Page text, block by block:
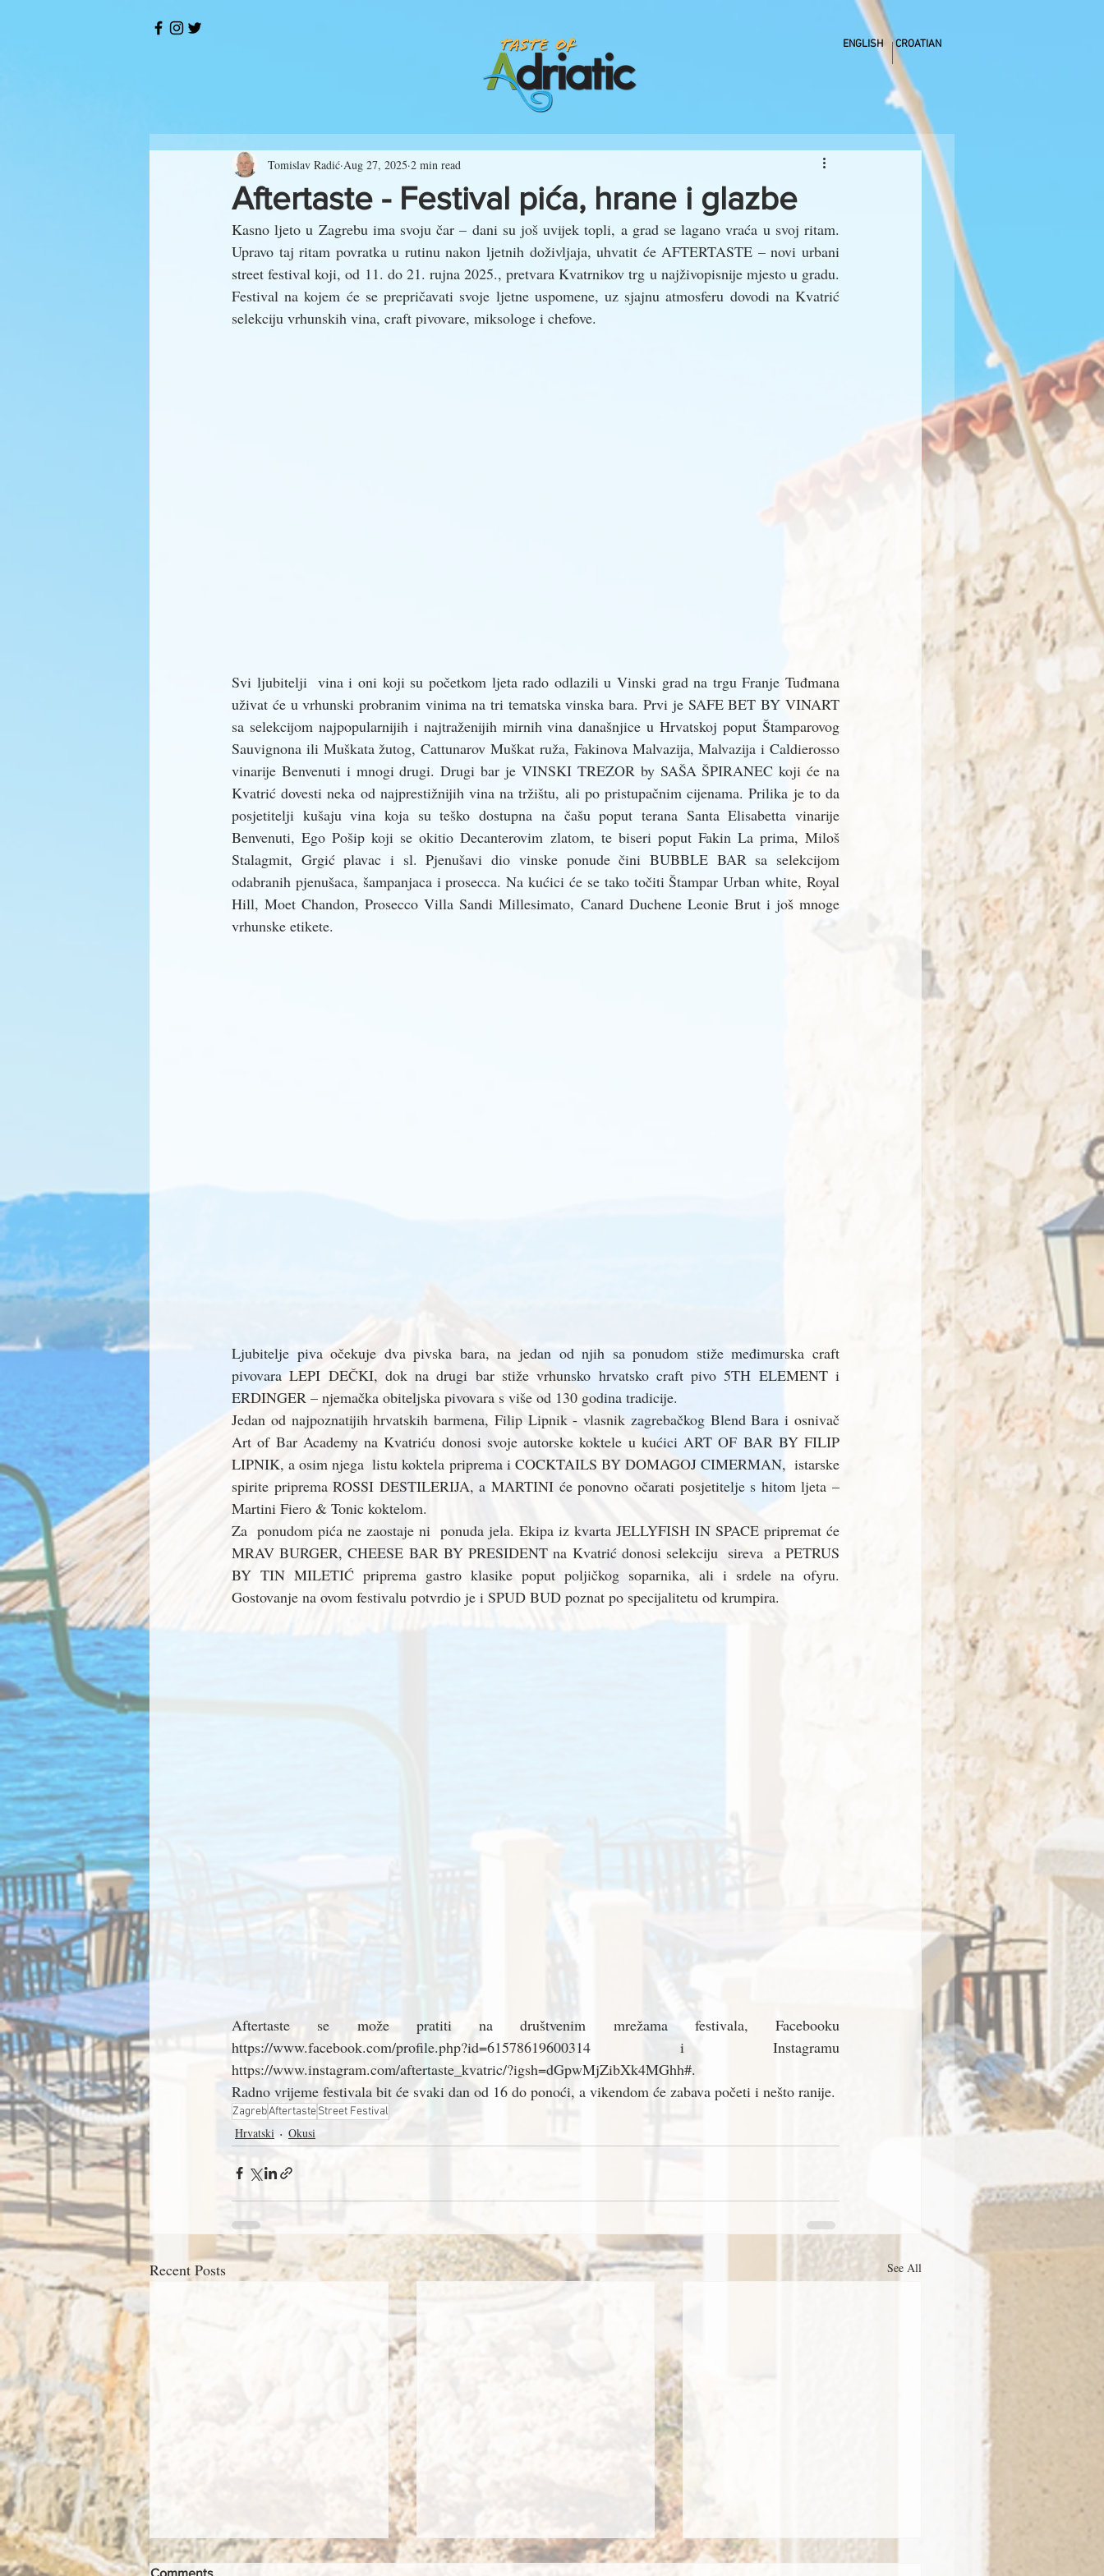
ENGLISH CROATIAN
Aftertaste - Festival pića, hrane i glazbe
Tomislav Radić Aug 27, 2025 2 min read
Kasno ljeto u Zagrebu ima svoju čar – dani su još uvijek topli, a grad se lagano vraća u svoj ritam.
Upravo taj ritam povratka u rutinu nakon ljetnih doživljaja, uhvatit će AFTERTASTE – novi urbani
street festival koji, od 11. do 21. rujna 2025., pretvara Kvatrnikov trg u najživopisnije mjesto u gradu.
Festival na kojem će se prepričavati svoje ljetne uspomene, uz sjajnu atmosferu dovodi na Kvatrić
selekciju vrhunskih vina, craft pivovare, miksologe i chefove.
Svi ljubitelji  vina i oni koji su početkom ljeta rado odlazili u Vinski grad na trgu Franje Tuđmana
uživat će u vrhunski probranim vinima na tri tematska vinska bara. Prvi je SAFE BET BY VINART
sa selekcijom najpopularnijih i najtraženijih mirnih vina današnjice u Hrvatskoj poput Štamparovog
Sauvignona ili Muškata žutog, Cattunarov Muškat ruža, Fakinova Malvazija, Malvazija i Caldierosso
vinarije Benvenuti i mnogi drugi. Drugi bar je VINSKI TREZOR by SAŠA ŠPIRANEC koji će na
Kvatrić dovesti neka od najprestižnijih vina na tržištu, ali po pristupačnim cijenama. Prilika je to da
posjetitelji kušaju vina koja su teško dostupna na čašu poput terana Santa Elisabetta vinarije
Benvenuti, Ego Pošip koji se okitio Decanterovim zlatom, te biseri poput Fakin La prima, Miloš
Stalagmit, Grgić plavac i sl. Pjenušavi dio vinske ponude čini BUBBLE BAR sa selekcijom
odabranih pjenušaca, šampanjaca i prosecca. Na kućici će se tako točiti Štampar Urban white, Royal
Hill, Moet Chandon, Prosecco Villa Sandi Millesimato, Canard Duchene Leonie Brut i još mnoge
vrhunske etikete.
Ljubitelje piva očekuje dva pivska bara, na jedan od njih sa ponudom stiže međimurska craft
pivovara LEPI DEČKI, dok na drugi bar stiže vrhunsko hrvatsko craft pivo 5TH ELEMENT i
ERDINGER – njemačka obiteljska pivovara s više od 130 godina tradicije.
Jedan od najpoznatijih hrvatskih barmena, Filip Lipnik - vlasnik zagrebačkog Blend Bara i osnivač
Art of Bar Academy na Kvatriću donosi svoje autorske koktele u kućici ART OF BAR BY FILIP
LIPNIK, a osim njega  listu koktela priprema i COCKTAILS BY DOMAGOJ CIMERMAN,  istarske
spirite priprema ROSSI DESTILERIJA, a MARTINI će ponovno očarati posjetitelje s hitom ljeta –
Martini Fiero & Tonic koktelom.
Za  ponudom pića ne zaostaje ni  ponuda jela. Ekipa iz kvarta JELLYFISH IN SPACE pripremat će
MRAV BURGER, CHEESE BAR BY PRESIDENT na Kvatrić donosi selekciju  sireva  a PETRUS
BY TIN MILETIĆ priprema gastro klasike poput poljičkog soparnika, ali i srdele na ofyru.
Gostovanje na ovom festivalu potvrdio je i SPUD BUD poznat po specijalitetu od krumpira.
Aftertaste se može pratiti na društvenim mrežama festivala, Facebooku
https://www.facebook.com/profile.php?id=61578619600314 i Instagramu
https://www.instagram.com/aftertaste_kvatric/?igsh=dGpwMjZibXk4MGhh#.
Radno vrijeme festivala bit će svaki dan od 16 do ponoći, a vikendom će zabava početi i nešto ranije.
ZagrebAftertasteStreet Festival
Hrvatski Okusi
Recent Posts See All